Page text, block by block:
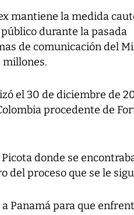
mantiene la medida
durante la pasada
de comunicación del
millones.
el 30 de diciembre de
procedente de
donde se
proceso que se le
Panamá para que